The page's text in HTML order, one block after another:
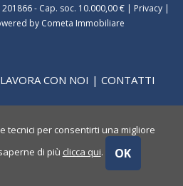
tecnici per consentirti una migliore
di più clicca qui. OK
201866 - Cap. soc. 10.000,00 € | Privacy |
by Cometa Immobiliare
LAVORA CON NOI | CONTATTI